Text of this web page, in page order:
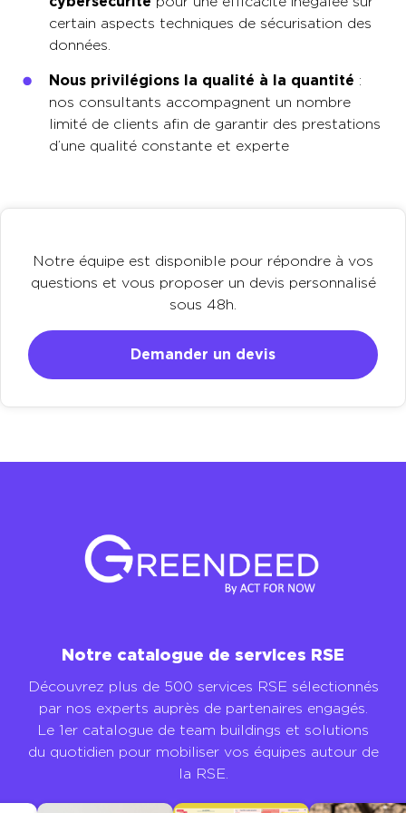
certain aspects techniques de sécurisation des
données.
Nous privilégions la qualité à la quantité :
nos consultants accompagnent un nombre
limité de clients afin de garantir des prestations
d’une qualité constante et experte
Notre équipe est disponible pour répondre à vos
questions et vous proposer un devis personnalisé
sous 48h.
Demander un devis
Notre catalogue de services RSE
Découvrez plus de 500 services RSE sélectionnés
par nos experts auprès de partenaires engagés.
Le 1er catalogue de team buildings et solutions
du quotidien pour mobiliser vos équipes autour de
la RSE.